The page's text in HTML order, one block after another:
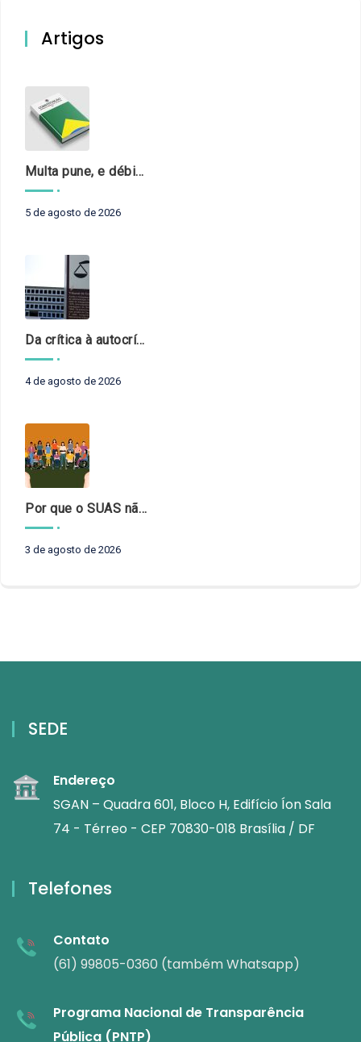
Artigos
Multa pune, e débito recompõe. § 3º do art. 71 da Constituição: um problema de legística formal
5 de agosto de 2026
Da crítica à autocrítica: Tribunais de Contas sob um novo olhar?
4 de agosto de 2026
Por que o SUAS não pode esperar?
3 de agosto de 2026
SEDE
Endereço
SGAN – Quadra 601, Bloco H, Edifício Íon Sala
74 - Térreo - CEP 70830-018 Brasília / DF
Telefones
Contato
(61) 99805-0360 (também Whatsapp)
Programa Nacional de Transparência
Pública (PNTP)